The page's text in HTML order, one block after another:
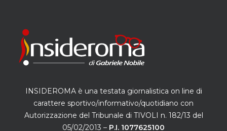
INSIDEROMA è una testata giornalistica on line di
carattere sportivo/informativo/quotidiano con
Autorizzazione del Tribunale di TIVOLI n. 182/13 del
05/02/2013 – P.I. 1077625100